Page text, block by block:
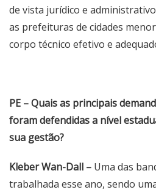
de vista jurídico e
as prefeituras de cidades
corpo técnico efetivo e
PE – Quais as principais
foram defendidas a nível
sua gestão?
Kleber Wan-Dall – Uma das
trabalhada esse ano, sendo